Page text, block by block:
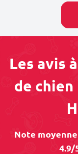
Les avis
de
Note
4.9/